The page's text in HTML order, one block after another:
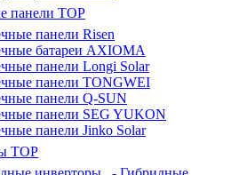
панели TOP
панели Risen
батареи AXIOMA
панели Longi Solar
панели TONGWEI
панели Q-SUN
панели SEG YUKON
панели Jinko Solar
TOP